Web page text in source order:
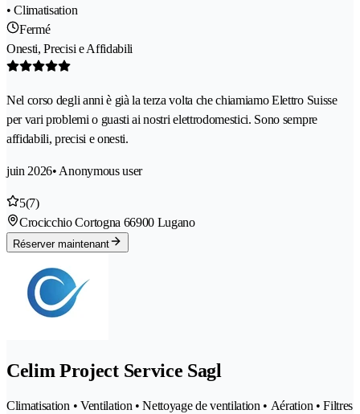
• Climatisation
Fermé
Onesti, Precisi e Affidabili
Nel corso degli anni è già la terza volta che chiamiamo Elettro Suisse
per vari problemi o guasti ai nostri elettrodomestici. Sono sempre
affidabili, precisi e onesti.
juin 2026• Anonymous user
5(7)
Crocicchio Cortogna 66900 Lugano
Réserver maintenant
Celim Project Service Sagl
Climatisation • Ventilation • Nettoyage de ventilation • Aération • Filtres